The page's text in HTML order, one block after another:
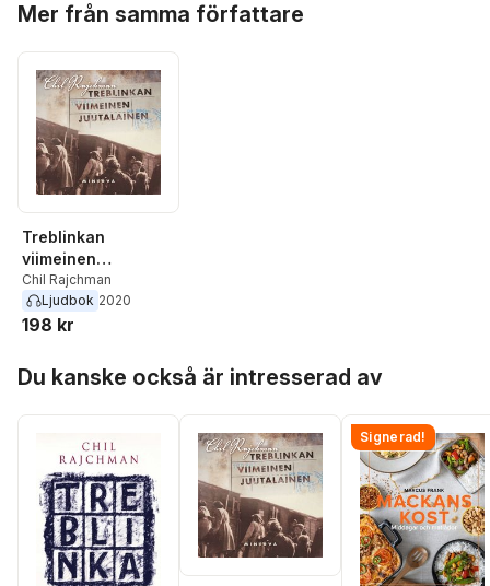
Mer från samma författare
Treblinkan
viimeinen
juutalainen
Chil Rajchman
Ljudbok 2020
198 kr
Du kanske också är intresserad av
Signerad!